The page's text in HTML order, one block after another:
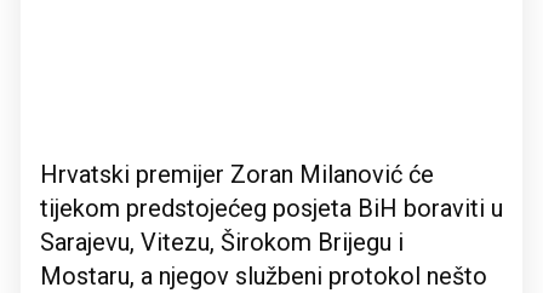
Hrvatski premijer Zoran Milanović će
tijekom predstojećeg posjeta BiH boraviti u
Sarajevu, Vitezu, Širokom Brijegu i
Mostaru, a njegov službeni protokol nešto